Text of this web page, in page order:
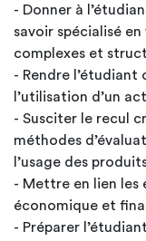
- Donner à
savoir spécialisé
complexes et
- Rendre
l’utilisation d’un
- Susciter le recul
méthodes
l’usage des
- Mettre en lien les
économique et
- Préparer